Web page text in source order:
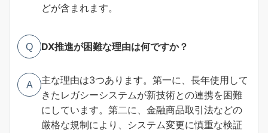
どが含まれます。
Q DX推進が困難な理由は何ですか？
A
主な理由は3つあります。第一に、長年使用して
きたレガシーシステムが新技術との連携を困難
にしています。第二に、金融商品取引法などの
厳格な規制により、システム変更に慎重な検証